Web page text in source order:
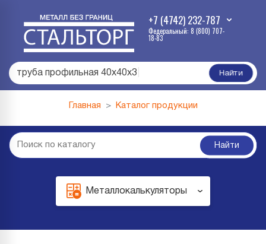
+7 (4742) 232-787
Федеральный: 8 (800) 707-
18-83
труба профильная 40х40х3 Найти
Главная Каталог продукции
Найти
Металлокалькуляторы